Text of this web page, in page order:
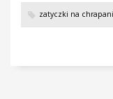
zatyczki na